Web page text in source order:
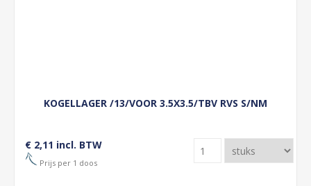
KOGELLAGER /13/VOOR 3.5X3.5/TBV RVS S/NM
€ 2,11 incl. BTW
Prijs per 1 doos